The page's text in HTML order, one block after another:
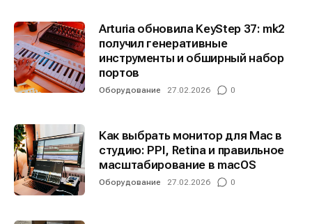
Arturia обновила KeyStep 37: mk2
получил генеративные
инструменты и обширный набор
портов
Оборудование 27.02.2026 0
Как выбрать монитор для Mac в
студию: PPI, Retina и правильное
масштабирование в macOS
Оборудование 27.02.2026 0